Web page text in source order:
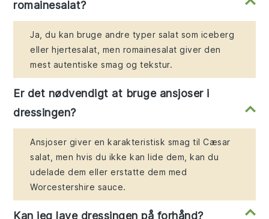
romainesalat?
Ja, du kan bruge andre typer salat som iceberg
eller hjertesalat, men romainesalat giver den
mest autentiske smag og tekstur.
Er det nødvendigt at bruge ansjoser i
dressingen?
Ansjoser giver en karakteristisk smag til Cæsar
salat, men hvis du ikke kan lide dem, kan du
udelade dem eller erstatte dem med
Worcestershire sauce.
Kan jeg lave dressingen på forhånd?